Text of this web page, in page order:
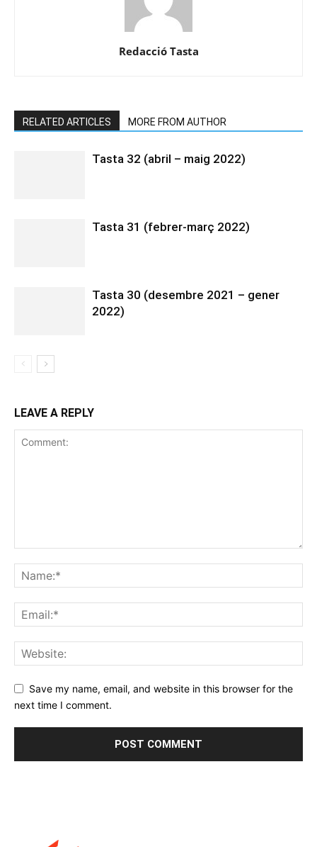
Redacció Tasta
RELATED ARTICLES MORE FROM AUTHOR
Tasta 32 (abril – maig 2022)
Tasta 31 (febrer-març 2022)
Tasta 30 (desembre 2021 – gener
2022)
LEAVE A REPLY
Save my name, email, and website in this browser for the
next time I comment.